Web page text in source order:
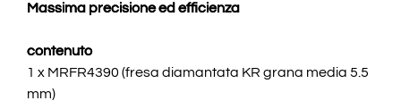
Massima precisione ed efficienza
contenuto
1 x MRFR4390 (fresa diamantata KR grana media 5.5
mm)